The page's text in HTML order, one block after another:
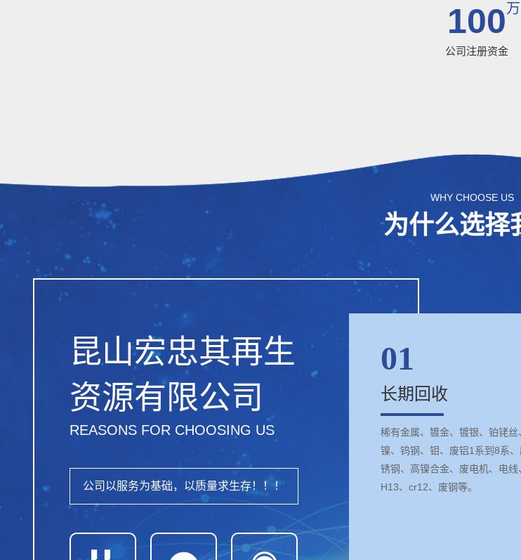
100万
公司注册资金
WHY CHOOSE US
为什么选择
昆山宏忠其再生
资源有限公司
REASONS FOR CHOOSING US
公司以服务为基础，以质量求生存！！！
01
长期回收
稀有金属、镀金、镀银、铂铑丝
镍、钨钢、钼、废铝1系到8系
锈钢、高镍合金、废电机、电线
H13、cr12、废钢等。